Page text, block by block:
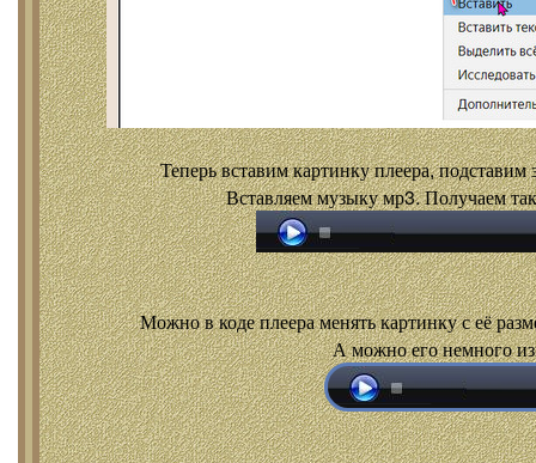
Теперь вставим картинку плеера, подставим
Вставляем музыку мр3. Получаем
Можно в коде плеера менять картинку с её
А можно его немного